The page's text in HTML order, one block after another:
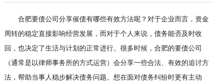
合肥要债公司分享催债有哪些有效方法呢？对于企业而言，资金
周转的稳定直接影响经营发展，而对于个人来说，债务能否及时收
回，也决定了生活与计划的正常进行。很多时候，合肥的要债公司
（通常是以律师事务所的方式运营）会分享一些合法、有效的追讨方
法，帮助当事人稳步解决债务问题。想在面对债务纠纷时更有主动